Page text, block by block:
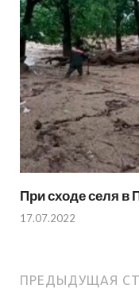
При сходе селя в
17.07.2022
ПРЕДЫДУЩАЯ